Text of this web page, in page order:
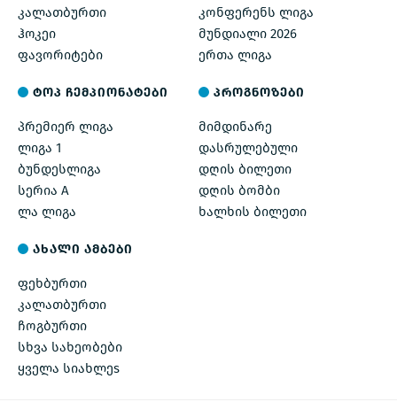
კალათბურთი
ჰოკეი
ფავორიტები
კონფერენს ლიგა
მუნდიალი 2026
ერთა ლიგა
ტოპ ჩემპიონატები
პრემიერ ლიგა
ლიგა 1
ბუნდესლიგა
სერია A
ლა ლიგა
პროგნოზები
მიმდინარე
დასრულებული
დღის ბილეთი
დღის ბომბი
ხალხის ბილეთი
ახალი ამბები
ფეხბურთი
კალათბურთი
ჩოგბურთი
სხვა სახეობები
ყველა სიახლეs